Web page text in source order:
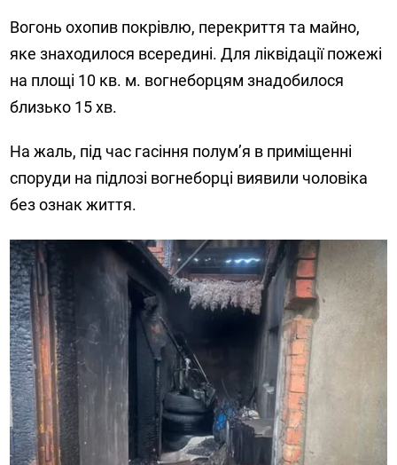
Вогонь охопив покрівлю, перекриття та майно,
яке знаходилося всередині. Для ліквідації пожежі
на площі 10 кв. м. вогнеборцям знадобилося
близько 15 хв.
На жаль, під час гасіння полум’я в приміщенні
споруди на підлозі вогнеборці виявили чоловіка
без ознак життя.